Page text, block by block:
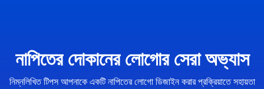
নাপিতের দোকানের লোগোর সেরা অভ্যাস
নিম্নলিখিত টিপস আপনাকে একটি নাপিতের লোগো ডিজাইন করার প্রক্রিয়াতে সহায়তা